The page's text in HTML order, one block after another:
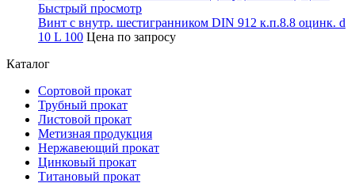
Быстрый просмотр
Винт с внутр. шестигранником DIN 912 к.п.8.8 оцинк. d
10 L 100 Цена по запросу
Каталог
Сортовой прокат
Трубный прокат
Листовой прокат
Метизная продукция
Нержавеющий прокат
Цинковый прокат
Титановый прокат